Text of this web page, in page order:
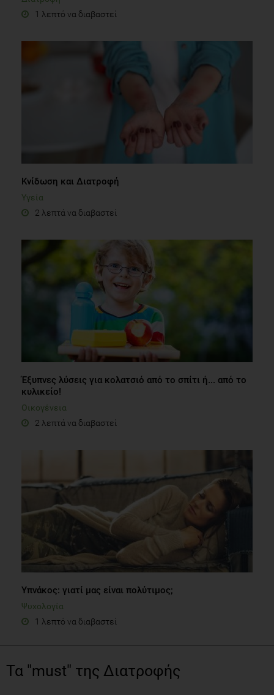
1 λεπτό να διαβαστεί
Κνίδωση και Διατροφή
Υγεία
2 λεπτά να διαβαστεί
Έξυπνες λύσεις για κολατσιό από το σπίτι ή... από το
κυλικείο!
Οικογένεια
2 λεπτά να διαβαστεί
Υπνάκος: γιατί μας είναι πολύτιμος;
Ψυχολογία
1 λεπτό να διαβαστεί
Τα "must" της Διατροφής